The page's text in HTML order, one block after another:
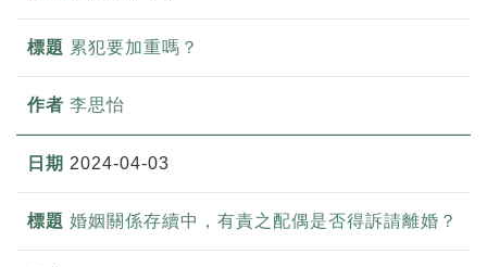
累犯要加重嗎？
李思怡
2024-04-03
婚姻關係存續中，有責之配偶是否得訴請離婚？